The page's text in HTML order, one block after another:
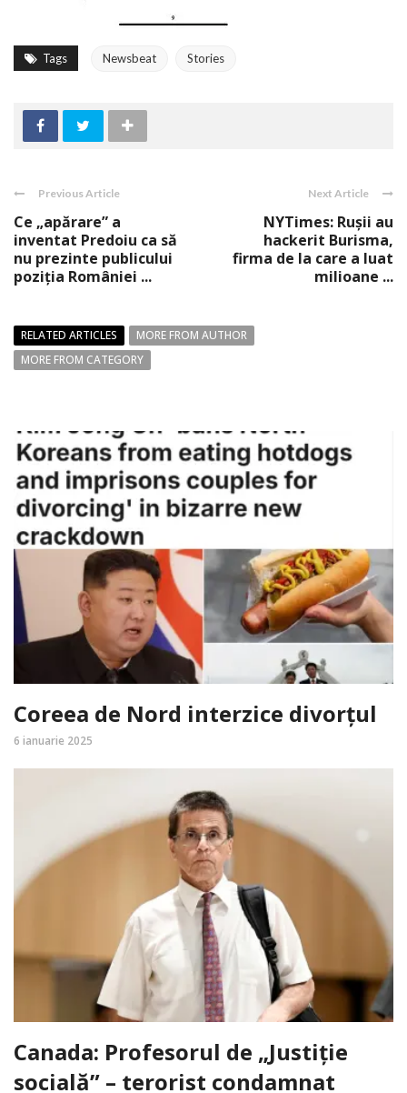
Tags Newsbeat Stories
Previous Article
Ce „apărare” a
inventat Predoiu ca să
nu prezinte publicului
poziţia României ...
Next Article
NYTimes: Ruşii au
hackerit Burisma,
firma de la care a luat
milioane ...
RELATED ARTICLES
MORE FROM AUTHOR
MORE FROM CATEGORY
Coreea de Nord interzice divorțul
6 ianuarie 2025
Canada: Profesorul de „Justiție
socială” – terorist condamnat